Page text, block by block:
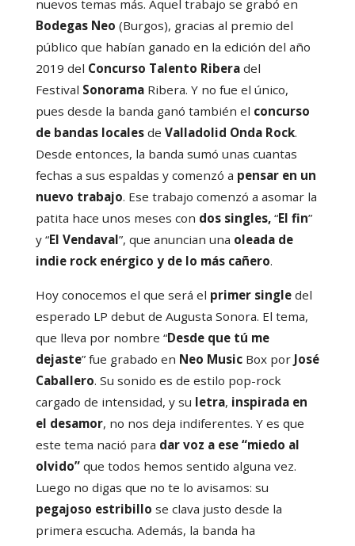
nuevos temas más. Aquel trabajo se grabó en
Bodegas Neo (Burgos), gracias al premio del
público que habían ganado en la edición del año
2019 del Concurso Talento Riberadel
Festival Sonorama Ribera. Y no fue el único,
pues desde la banda ganó también el concurso
de bandas localesde Valladolid Onda Rock.
Desde entonces, la banda sumó unas cuantas
fechas a sus espaldas y comenzó a pensar en un
nuevo trabajo. Ese trabajo comenzó a asomar la
patita hace unos meses con dos singles,“El fin”
y “El Vendaval”, que anuncian una oleada de
indie rock enérgico y de lo más cañero.
Hoy conocemos el que será el primer singledel
esperado LP debut de Augusta Sonora. El tema,
que lleva por nombre “Desde que tú me
dejaste” fue grabado en Neo MusicBox por José
Caballero. Su sonido es de estilo pop-rock
cargado de intensidad, y su letra, inspirada en
el desamor, no nos deja indiferentes. Y es que
este tema nació para dar voz a ese “miedo al
olvido”que todos hemos sentido alguna vez.
Luego no digas que no te lo avisamos: su
pegajoso estribillo se clava justo desde la
primera escucha. Además, la banda ha